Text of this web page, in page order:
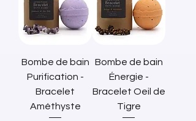
Bombe de bain
Purification -
Bracelet
Améthyste
Bombe de bain
Énergie -
Bracelet Oeil de
Tigre